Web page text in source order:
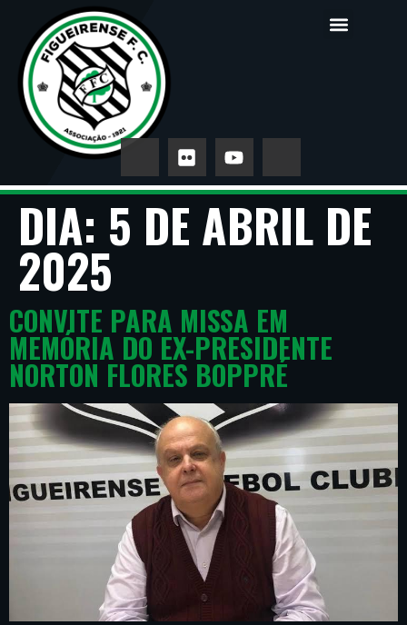
DIA: 5 DE ABRIL DE
2025
CONVITE PARA MISSA EM
MEMÓRIA DO EX-PRESIDENTE
NORTON FLORES BOPPRÉ